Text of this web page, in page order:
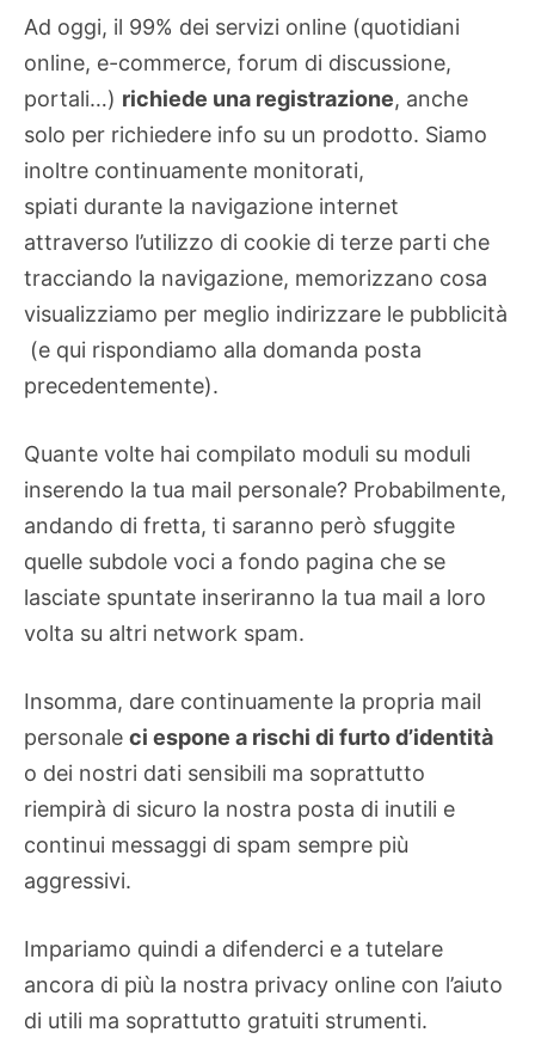
Ad oggi, il 99% dei servizi online (quotidiani
online, e-commerce, forum di discussione,
portali…) richiede una registrazione, anche
solo per richiedere info su un prodotto. Siamo
inoltre continuamente monitorati,
spiati durante la navigazione internet
attraverso l’utilizzo di cookie di terze parti che
tracciando la navigazione, memorizzano cosa
visualizziamo per meglio indirizzare le pubblicità
(e qui rispondiamo alla domanda posta
precedentemente).
Quante volte hai compilato moduli su moduli
inserendo la tua mail personale? Probabilmente,
andando di fretta, ti saranno però sfuggite
quelle subdole voci a fondo pagina che se
lasciate spuntate inseriranno la tua mail a loro
volta su altri network spam.
Insomma, dare continuamente la propria mail
personale ci espone a rischi di furto d’identità
o dei nostri dati sensibili ma soprattutto
riempirà di sicuro la nostra posta di inutili e
continui messaggi di spam sempre più
aggressivi.
Impariamo quindi a difenderci e a tutelare
ancora di più la nostra privacy online con l’aiuto
di utili ma soprattutto gratuiti strumenti.